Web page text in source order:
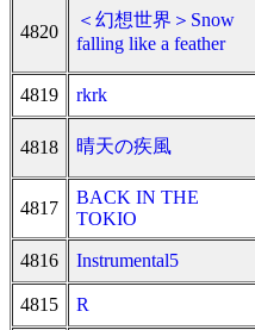
4820
＜幻想世界＞Snow
falling like a feather
4819 rkrk
4818 晴天の疾風
4817
BACK IN THE
TOKIO
4816 Instrumental5
4815 R